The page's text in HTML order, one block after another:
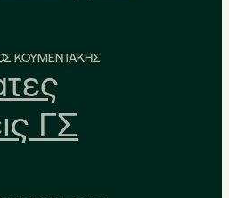
ΚΟΥΜΕΝΤΑΚΗΣ
ΓΣ